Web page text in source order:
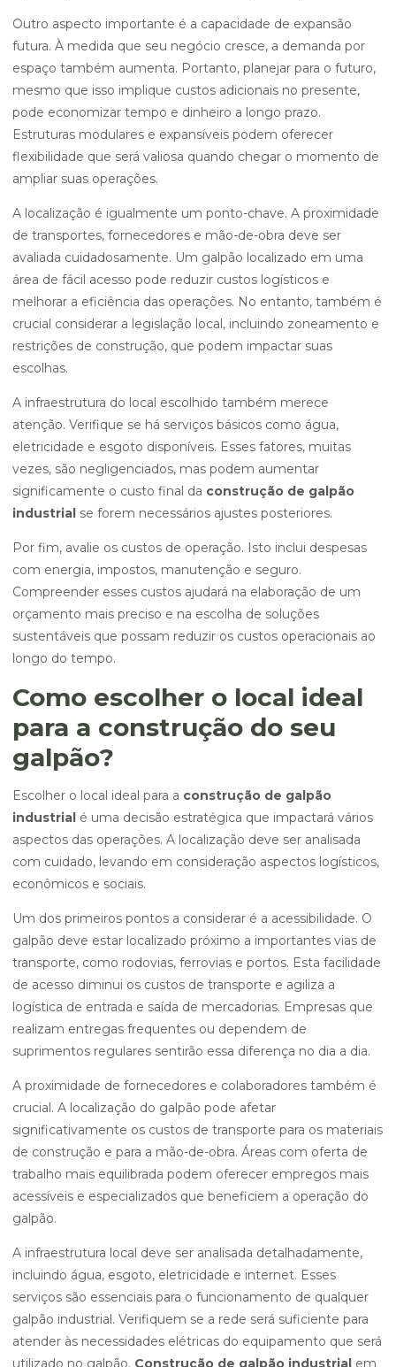
Outro aspecto importante é a capacidade de expansão
futura. À medida que seu negócio cresce, a demanda por
espaço também aumenta. Portanto, planejar para o futuro,
mesmo que isso implique custos adicionais no presente,
pode economizar tempo e dinheiro a longo prazo.
Estruturas modulares e expansíveis podem oferecer
flexibilidade que será valiosa quando chegar o momento de
ampliar suas operações.
A localização é igualmente um ponto-chave. A proximidade
de transportes, fornecedores e mão-de-obra deve ser
avaliada cuidadosamente. Um galpão localizado em uma
área de fácil acesso pode reduzir custos logísticos e
melhorar a eficiência das operações. No entanto, também é
crucial considerar a legislação local, incluindo zoneamento e
restrições de construção, que podem impactar suas
escolhas.
A infraestrutura do local escolhido também merece
atenção. Verifique se há serviços básicos como água,
eletricidade e esgoto disponíveis. Esses fatores, muitas
vezes, são negligenciados, mas podem aumentar
significamente o custo final da construção de galpão
industrial se forem necessários ajustes posteriores.
Por fim, avalie os custos de operação. Isto inclui despesas
com energia, impostos, manutenção e seguro.
Compreender esses custos ajudará na elaboração de um
orçamento mais preciso e na escolha de soluções
sustentáveis que possam reduzir os custos operacionais ao
longo do tempo.
Como escolher o local ideal
para a construção do seu
galpão?
Escolher o local ideal para a construção de galpão
industrial é uma decisão estratégica que impactará vários
aspectos das operações. A localização deve ser analisada
com cuidado, levando em consideração aspectos logísticos,
econômicos e sociais.
Um dos primeiros pontos a considerar é a acessibilidade. O
galpão deve estar localizado próximo a importantes vias de
transporte, como rodovias, ferrovias e portos. Esta facilidade
de acesso diminui os custos de transporte e agiliza a
logística de entrada e saída de mercadorias. Empresas que
realizam entregas frequentes ou dependem de
suprimentos regulares sentirão essa diferença no dia a dia.
A proximidade de fornecedores e colaboradores também é
crucial. A localização do galpão pode afetar
significativamente os custos de transporte para os materiais
de construção e para a mão-de-obra. Áreas com oferta de
trabalho mais equilibrada podem oferecer empregos mais
acessíveis e especializados que beneficiem a operação do
galpão.
A infraestrutura local deve ser analisada detalhadamente,
incluindo água, esgoto, eletricidade e internet. Esses
serviços são essenciais para o funcionamento de qualquer
galpão industrial. Verifiquem se a rede será suficiente para
atender às necessidades elétricas do equipamento que será
utilizado no galpão. Construção de galpão industrial em